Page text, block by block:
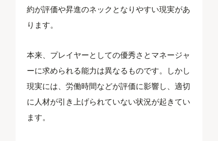
約が評価や昇進のネックとなりやすい現実があ
ります。
本来、プレイヤーとしての優秀さとマネージャ
ーに求められる能力は異なるものです。しかし
現実には、労働時間などが評価に影響し、適切
に人材が引き上げられていない状況が起きてい
ます。